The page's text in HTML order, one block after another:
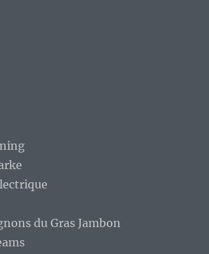
du Gras Jambon